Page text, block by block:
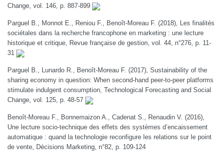
Change, vol. 146, p. 887-899
Parguel B., Monnot E., Reniou F., Benoît-Moreau F. (2018), Les finalités
sociétales dans la recherche francophone en marketing : une lecture
historique et critique, Revue française de gestion, vol. 44, n°276, p. 11-
31
Parguel B., Lunardo R., Benoît-Moreau F. (2017), Sustainability of the
sharing economy in question: When second-hand peer-to-peer platforms
stimulate indulgent consumption, Technological Forecasting and Social
Change, vol. 125, p. 48-57
Benoît-Moreau F., Bonnemaizon A., Cadenat S., Renaudin V. (2016),
Une lecture socio-technique des effets des systèmes d’encaissement
automatique : quand la technologie reconfigure les relations sur le point
de vente, Décisions Marketing, n°82, p. 109-124